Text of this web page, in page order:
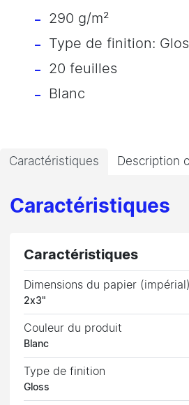
290 g/m²
Type de finition:
20 feuilles
Blanc
Caractéristiques Description
Caractéristiques
Caractéristiques
Dimensions du papier (impérial)
2x3"
Couleur du produit
Blanc
Type de finition
Gloss